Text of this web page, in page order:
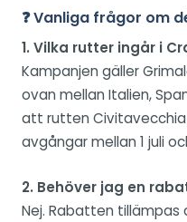
❓ Vanliga frågor om
1. Vilka rutter ingår i
Kampanjen gäller
ovan mellan Italien,
att rutten
avgångar mellan 1 juli
2. Behöver jag en
Nej. Rabatten